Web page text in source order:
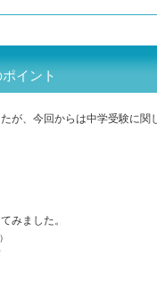
イント
が、今回からは中学受験に関
みました。